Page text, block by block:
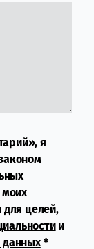
я
моих
для целей,
и
данных*